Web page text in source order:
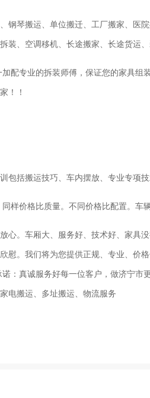
钢琴搬运、单位搬迁、工厂搬家、医
、空调移机、长途搬家、长途货运、
配专业的拆装师傅，保证您的家具组
！！
包括搬运技巧、车内摆放、专业专项
样价格比质量。不同价格比配置。车
心。车厢大、服务好、技术好、家具
慰。我们将为您提供正规、专业、价
：真诚服务好每一位客户，做济宁市
电搬运、多址搬运、物流服务